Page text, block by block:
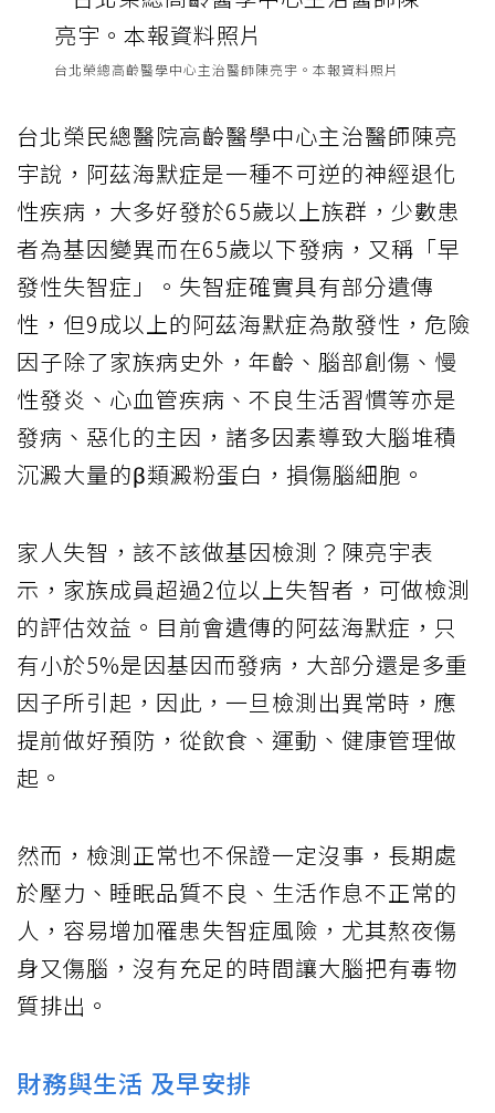
台北榮總高齡醫學中心主治醫師陳亮宇。本報資料照片
台北榮民總醫院高齡醫學中心主治醫師陳亮
宇說，阿茲海默症是一種不可逆的神經退化
性疾病，大多好發於65歲以上族群，少數患
者為基因變異而在65歲以下發病，又稱「早
發性失智症」。失智症確實具有部分遺傳
性，但9成以上的阿茲海默症為散發性，危險
因子除了家族病史外，年齡、腦部創傷、慢
性發炎、心血管疾病、不良生活習慣等亦是
發病、惡化的主因，諸多因素導致大腦堆積
沉澱大量的β類澱粉蛋白，損傷腦細胞。
家人失智，該不該做基因檢測？陳亮宇表
示，家族成員超過2位以上失智者，可做檢測
的評估效益。目前會遺傳的阿茲海默症，只
有小於5%是因基因而發病，大部分還是多重
因子所引起，因此，一旦檢測出異常時，應
提前做好預防，從飲食、運動、健康管理做
起。
然而，檢測正常也不保證一定沒事，長期處
於壓力、睡眠品質不良、生活作息不正常的
人，容易增加罹患失智症風險，尤其熬夜傷
身又傷腦，沒有充足的時間讓大腦把有毒物
質排出。
財務與生活 及早安排